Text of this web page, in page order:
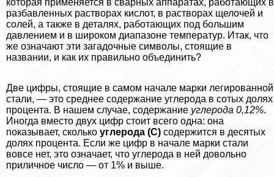
разбавленных растворах кислот, в растворах щелочей и
солей, а также в деталях, работающих под большим
давлением и в широком диапазоне температур. Итак, что
же означают эти загадочные символы, стоящие в
названии, и как их правильно объединить?
Две цифры, стоящие в самом начале марки легированной
стали, — это среднее содержание углерода в сотых долях
процента. В нашем случае, содержание углерода 0,12%.
Иногда вместо двух цифр стоит всего одна: она
показывает, сколько углерода (C) содержится в десятых
долях процента. Если же цифр в начале марки стали
вовсе нет, это означает, что углерода в ней довольно
приличное число — от 1% и выше.